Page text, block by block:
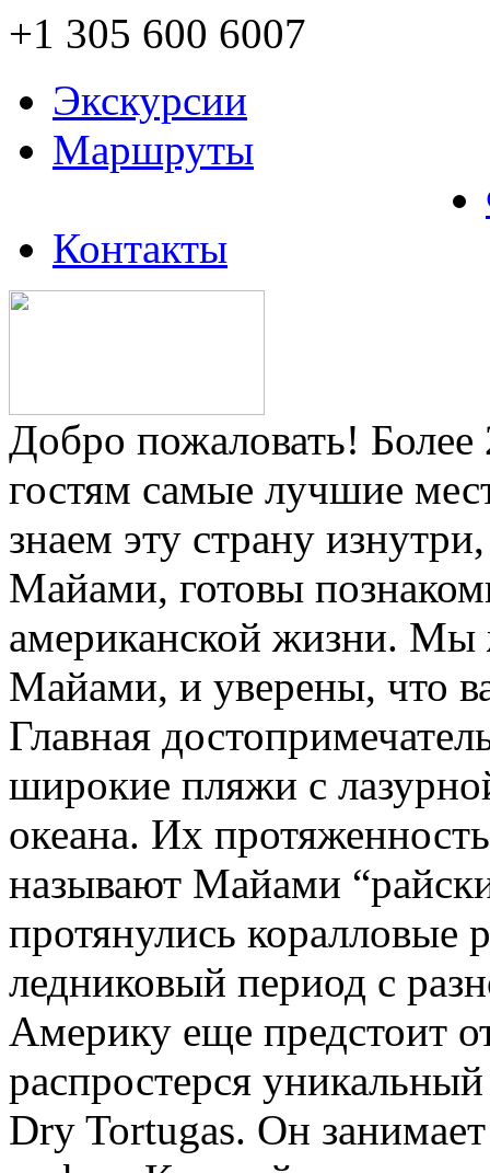
+1 305 600 6007
Экскурсии
Маршруты
Контакты
Добро пожаловать!
гостям самые лучшие
знаем эту страну
Майами, готовы
американской жизни. Мы
Майами, и уверены, что
Главная
широкие пляжи с
океана. Их
называют Майами
протянулись
ледниковый период с
Америку еще предстоит
распростерся
Dry Tortugas. Он